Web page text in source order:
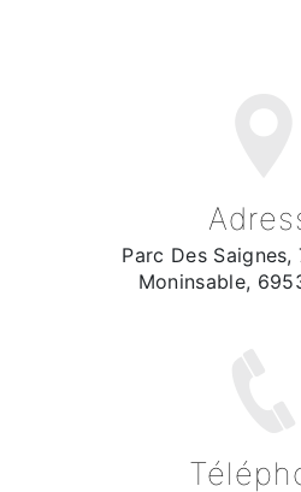
Parc Des Saignes,
Moninsable,